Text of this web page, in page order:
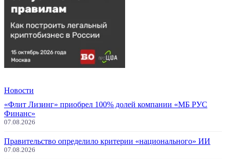
Новости
«Флит Лизинг» приобрел 100% долей компании «МБ РУС
Финанс»
07.08.2026
Правительство определило критерии «национального» ИИ
07.08.2026